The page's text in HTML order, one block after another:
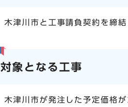
木津川市と工事請負契約を締
対象となる工事
木津川市が発注した予定価格